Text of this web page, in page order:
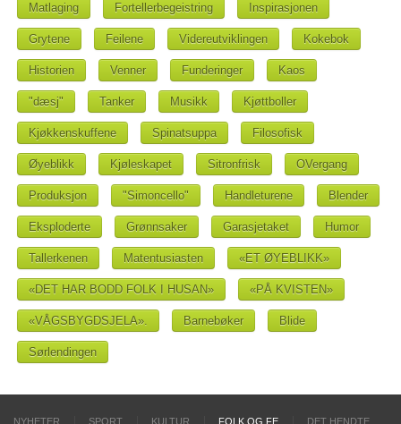
Matlaging Fortellerbegeistring Inspirasjonen
Grytene Feilene Videreutviklingen Kokebok
Historien Venner Funderinger Kaos
"dæsj" Tanker Musikk Kjøttboller
Kjøkkenskuffene Spinatsuppa Filosofisk
Øyeblikk Kjøleskapet Sitronfrisk OVergang
Produksjon "Simoncello" Handleturene Blender
Eksploderte Grønnsaker Garasjetaket Humor
Tallerkenen Matentusiasten «ET ØYEBLIKK»
«DET HAR BODD FOLK I HUSAN» «PÅ KVISTEN»
«VÅGSBYGDSJELA». Barnebøker Blide
Sørlendingen
NYHETER SPORT KULTUR FOLK OG FE DET HENDTE